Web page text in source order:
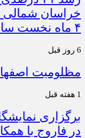
۴ ماه نخست سال
6 روز قبل
مظلومیت
1 هفته قبل
برگزاری
در فاروج با